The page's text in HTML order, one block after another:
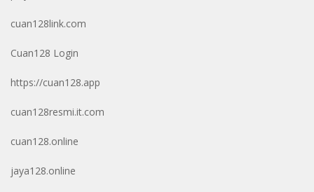
cuan128link.com
Cuan128 Login
https://cuan128.app
cuan128resmi.it.com
cuan128.online
jaya128.online